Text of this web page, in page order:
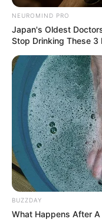
NEUROMIND PRO
Japan's Oldest
Stop Drinking These 3
BUZZDAY
What Happens After A